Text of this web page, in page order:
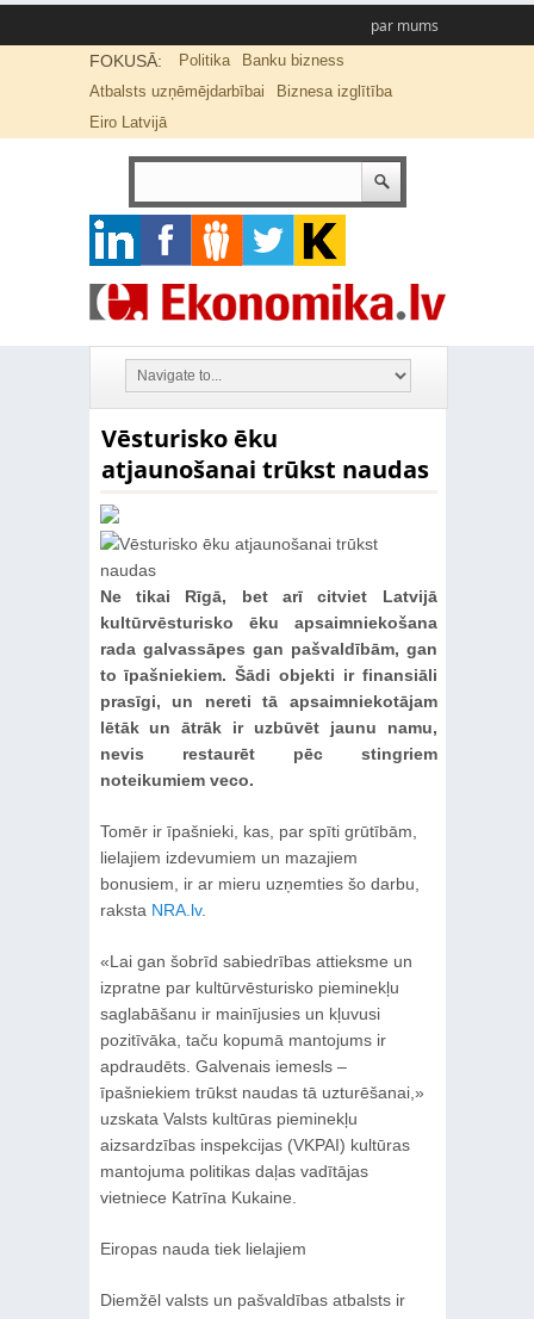
par mums
FOKUSĀ: Politika
Banku bizness
Atbalsts uzņēmējdarbībai
Biznesa izglītība
Eiro Latvijā
Vēsturisko ēku
atjaunošanai trūkst naudas
Ne tikai Rīgā, bet arī citviet Latvijā
kultūrvēsturisko ēku apsaimniekošana
rada galvassāpes gan pašvaldībām, gan
to īpašniekiem. Šādi objekti ir finansiāli
prasīgi, un nereti tā apsaimniekotājam
lētāk un ātrāk ir uzbūvēt jaunu namu,
nevis restaurēt pēc stingriem
noteikumiem veco.
Tomēr ir īpašnieki, kas, par spīti grūtībām,
lielajiem izdevumiem un mazajiem
bonusiem, ir ar mieru uzņemties šo darbu,
raksta NRA.lv.
«Lai gan šobrīd sabiedrības attieksme un
izpratne par kultūrvēsturisko pieminekļu
saglabāšanu ir mainījusies un kļuvusi
pozitīvāka, taču kopumā mantojums ir
apdraudēts. Galvenais iemesls –
īpašniekiem trūkst naudas tā uzturēšanai,»
uzskata Valsts kultūras pieminekļu
aizsardzības inspekcijas (VKPAI) kultūras
mantojuma politikas daļas vadītājas
vietniece Katrīna Kukaine.
Eiropas nauda tiek lielajiem
Diemžēl valsts un pašvaldības atbalsts ir